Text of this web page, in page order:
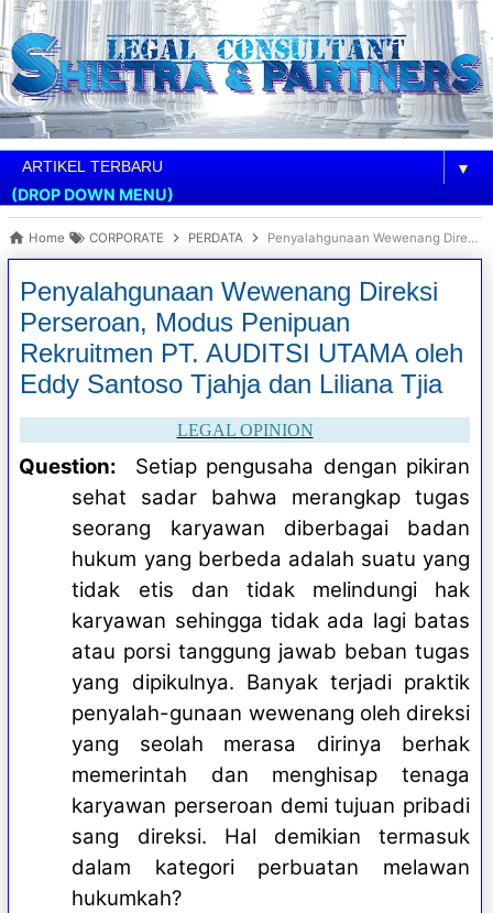
▼
(DROP DOWN MENU)
Home CORPORATE PERDATA Penyalahgunaan Wewenang Direksi Perseroan, Modus Penipuan Rekruitmen PT. AUDITSI UTAMA oleh Eddy Santoso Tjahja dan Liliana Tjia
Penyalahgunaan Wewenang Direksi
Perseroan, Modus Penipuan
Rekruitmen PT. AUDITSI UTAMA oleh
Eddy Santoso Tjahja dan Liliana Tjia
LEGAL OPINION
Question:
Setiap pengusaha dengan pikiran
sehat sadar bahwa merangkap tugas
seorang karyawan diberbagai badan
hukum yang berbeda adalah suatu yang
tidak etis dan tidak melindungi hak
karyawan sehingga tidak ada lagi batas
atau porsi tanggung jawab beban tugas
yang dipikulnya. Banyak terjadi praktik
penyalah-gunaan wewenang oleh direksi
yang seolah merasa dirinya berhak
memerintah dan menghisap tenaga
karyawan perseroan demi tujuan pribadi
sang direksi. Hal demikian termasuk
dalam kategori perbuatan melawan
hukumkah?